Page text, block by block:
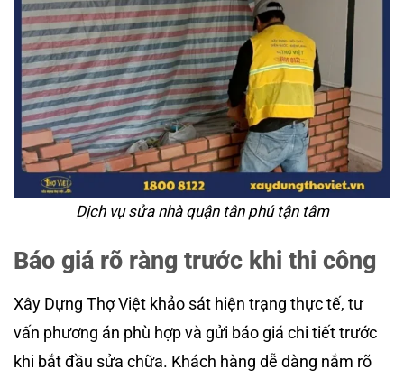
Dịch vụ sửa nhà quận tân phú tận tâm
Báo giá rõ ràng trước khi thi công
Xây Dựng Thợ Việt khảo sát hiện trạng thực tế, tư
vấn phương án phù hợp và gửi báo giá chi tiết trước
khi bắt đầu sửa chữa. Khách hàng dễ dàng nắm rõ